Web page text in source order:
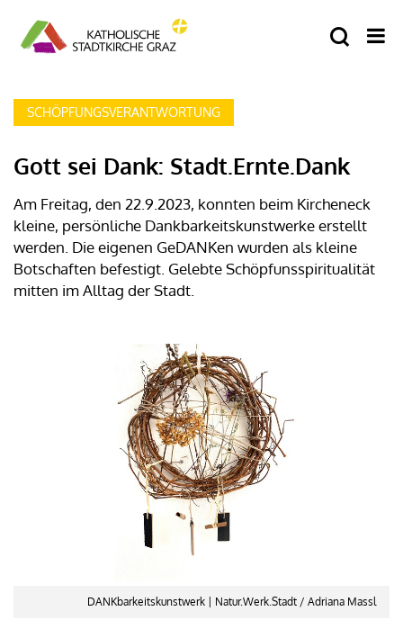
SCHÖPFUNGSVERANTWORTUNG
Gott sei Dank: Stadt.Ernte.Dank
Am Freitag, den 22.9.2023, konnten beim Kircheneck
kleine, persönliche Dankbarkeitskunstwerke erstellt
werden. Die eigenen GeDANKen wurden als kleine
Botschaften befestigt. Gelebte Schöpfunsspiritualität
mitten im Alltag der Stadt.
DANKbarkeitskunstwerk | Natur.Werk.Stadt / Adriana Massl